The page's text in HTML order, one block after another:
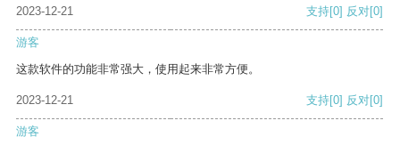
2023-12-21 支持[0] 反对[0]
游客
这款软件的功能非常强大，使用起来非常方便。
2023-12-21 支持[0] 反对[0]
游客